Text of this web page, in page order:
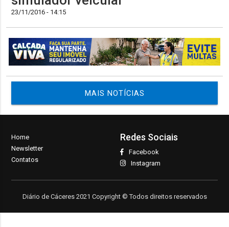
23/11/2016 - 14:15
MAIS NOTÍCIAS
Home
Newsletter
Contatos
Redes Sociais
Facebook
Instagram
Diário de Cáceres 2021 Copyright © Todos direitos reservados